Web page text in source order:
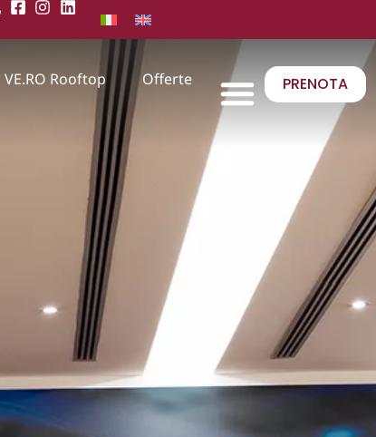
VE.RO Rooftop Offerte PRENOTA